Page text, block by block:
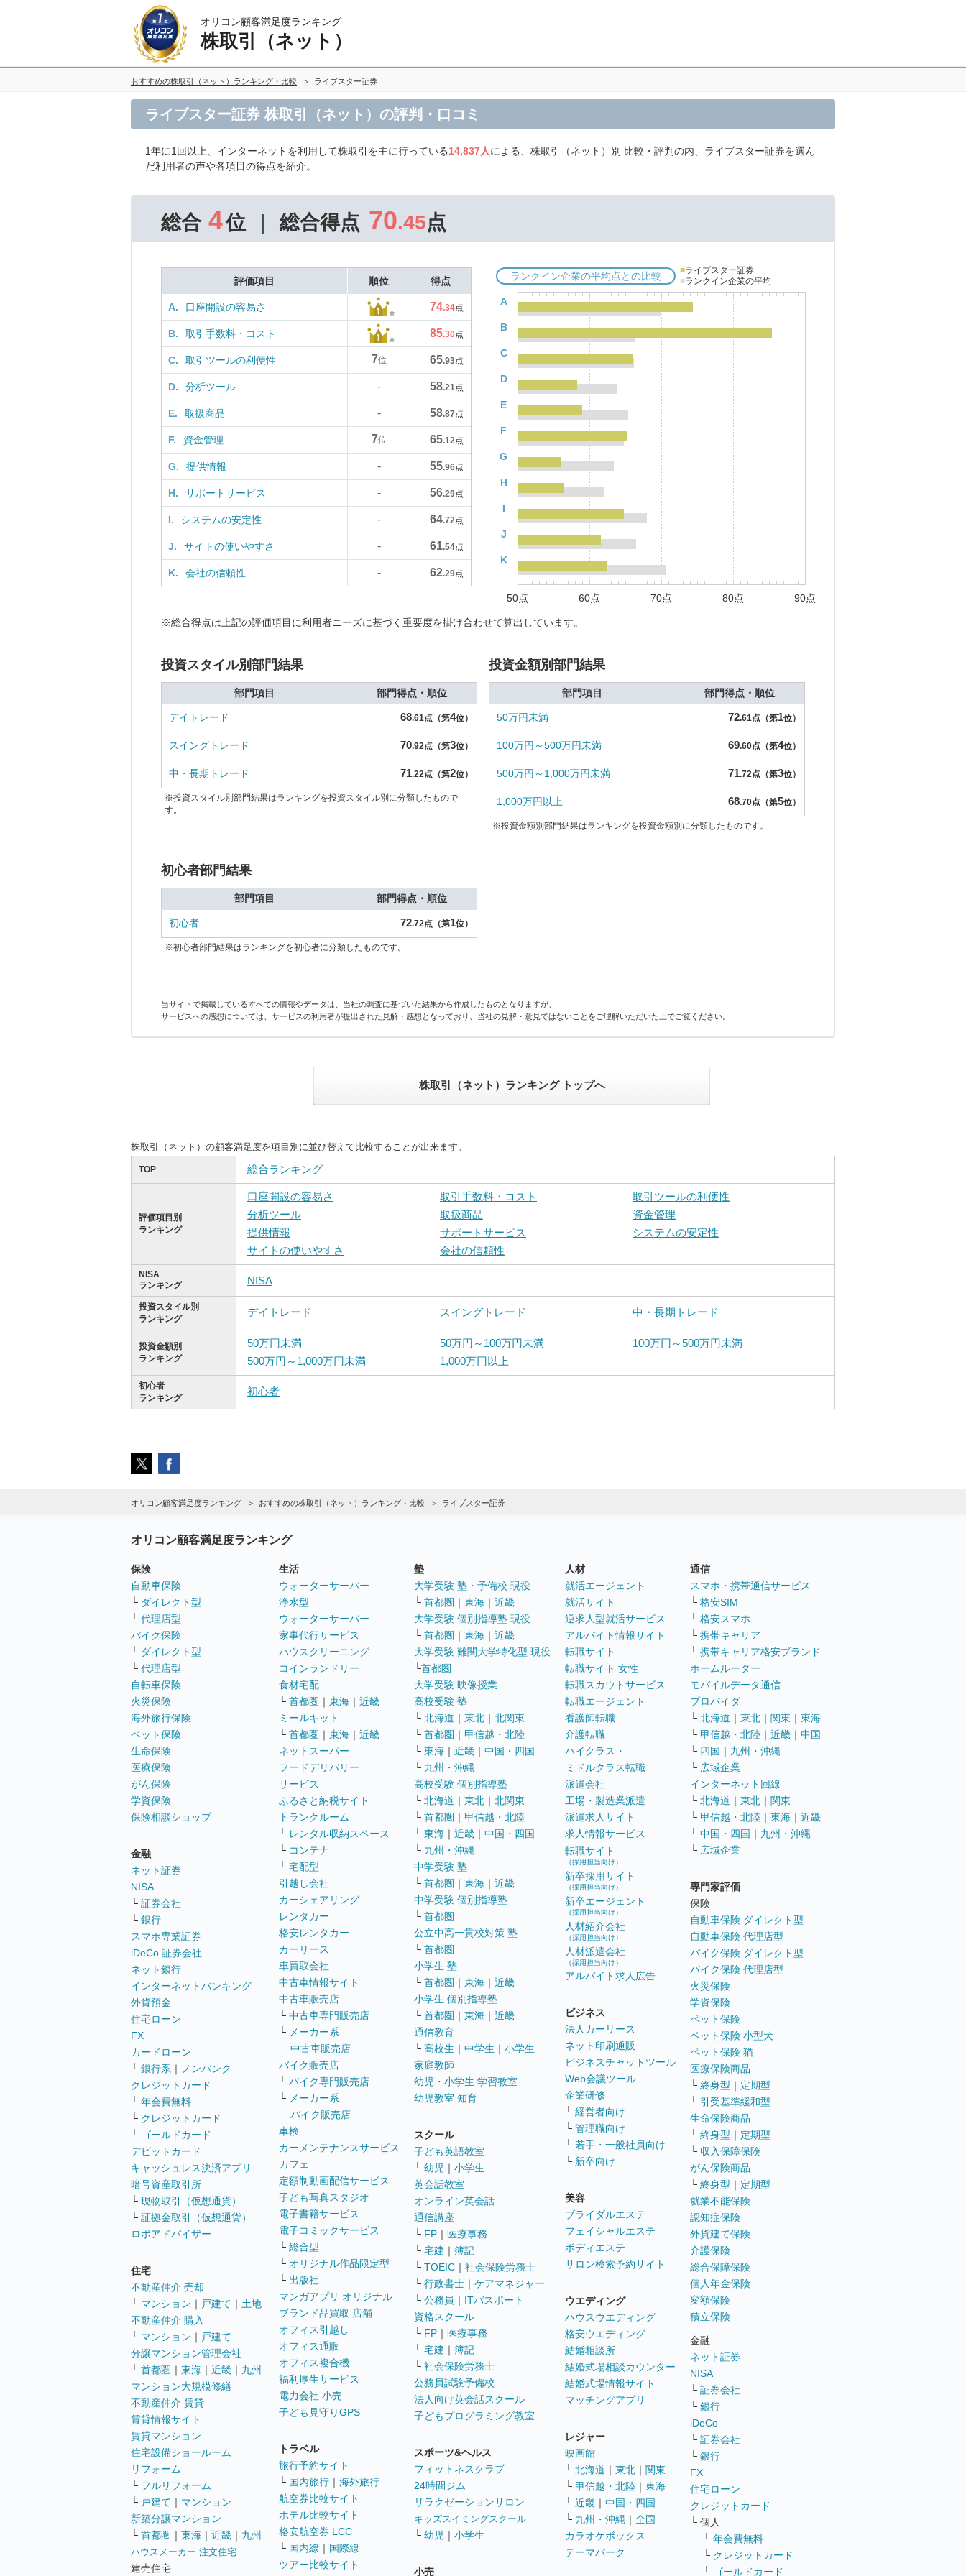
オリコン顧客満足度ランキング
株取引（ネット）
おすすめの株取引（ネット）ランキング・比較 ライブスター証券
ライブスター証券 株取引（ネット）の評判・口コミ
1年に1回以上、インターネットを利用して株取引を主に行っている14,837人による、株取引（ネット）別 比較・評判の内、ライブスター証券を選ん
だ利用者の声や各項目の得点を紹介。
総合 4位 総合得点 70.45点
評価項目 順位 得点
A. 口座開設の容易さ 74.34点
B. 取引手数料・コスト 85.30点
C. 取引ツールの利便性 7位 65.93点
D. 分析ツール - 58.21点
E. 取扱商品 - 58.87点
F. 資金管理 7位 65.12点
G. 提供情報 - 55.96点
H. サポートサービス - 56.29点
I. システムの安定性 - 64.72点
J. サイトの使いやすさ - 61.54点
K. 会社の信頼性 - 62.29点
ランクイン企業の平均点との比較 ■ライブスター証券
■ランクイン企業の平均
A
B
C
D
E
F
G
H
I
J
K
50点 60点 70点 80点 90点
※総合得点は上記の評価項目に利用者ニーズに基づく重要度を掛け合わせて算出しています。
投資スタイル別部門結果
部門項目 部門得点・順位
デイトレード 68.61点（第4位）
スイングトレード 70.92点（第3位）
中・長期トレード 71.22点（第2位）
※投資スタイル別部門結果はランキングを投資スタイル別に分類したもので
す。
投資金額別部門結果
部門項目 部門得点・順位
50万円未満 72.61点（第1位）
100万円～500万円未満 69.60点（第4位）
500万円～1,000万円未満 71.72点（第3位）
1,000万円以上 68.70点（第5位）
※投資金額別部門結果はランキングを投資金額別に分類したものです。
初心者部門結果
部門項目 部門得点・順位
初心者 72.72点（第1位）
※初心者部門結果はランキングを初心者に分類したものです。
当サイトで掲載しているすべての情報やデータは、当社の調査に基づいた結果から作成したものとなりますが、
サービスへの感想については、サービスの利用者が提出された見解・感想となっており、当社の見解・意見ではないことをご理解いただいた上でご覧ください。
株取引（ネット）ランキング トップへ
株取引（ネット）の顧客満足度を項目別に並び替えて比較することが出来ます。
TOP 総合ランキング
評価項目別
ランキング
口座開設の容易さ 取引手数料・コスト
取引ツールの利便性
分析ツール
取扱商品
資金管理
提供情報
サポートサービス
システムの安定性
サイトの使いやすさ
会社の信頼性
NISA
ランキング
NISA
投資スタイル別
ランキング
デイトレード スイングトレード 中・長期トレード
投資金額別
ランキング
50万円未満 50万円～100万円未満
100万円～500万円未満
500万円～1,000万円未満
1,000万円以上
初心者
ランキング
初心者
オリコン顧客満足度ランキング おすすめの株取引（ネット）ランキング・比較 ライブスター証券
オリコン顧客満足度ランキング
保険
自動車保険
└ ダイレクト型
└ 代理店型
バイク保険
└ ダイレクト型
└ 代理店型
自転車保険
火災保険
海外旅行保険
ペット保険
生命保険
医療保険
がん保険
学資保険
保険相談ショップ
金融
ネット証券
NISA
└ 証券会社
└ 銀行
スマホ専業証券
iDeCo 証券会社
ネット銀行
インターネットバンキング
外貨預金
住宅ローン
FX
カードローン
└ 銀行系 ｜
ノンバンク
クレジットカード
└ 年会費無料
└ クレジットカード
└ ゴールドカード
デビットカード
キャッシュレス決済アプリ
暗号資産取引所
└ 現物取引（仮想通貨）
└ 証拠金取引（仮想通貨）
ロボアドバイザー
住宅
不動産仲介 売却
└ マンション ｜ 戸建て ｜ 土地
不動産仲介 購入
└ マンション ｜ 戸建て
分譲マンション管理会社
└ 首都圏 ｜ 東海 ｜ 近畿 ｜ 九州
マンション大規模修繕
不動産仲介 賃貸
賃貸情報サイト
賃貸マンション
住宅設備ショールーム
リフォーム
└ フルリフォーム
└ 戸建て ｜ マンション
新築分譲マンション
└ 首都圏 ｜ 東海 ｜ 近畿 ｜ 九州
ハウスメーカー 注文住宅
建売住宅
生活
ウォーターサーバー
浄水型
ウォーターサーバー
家事代行サービス
ハウスクリーニング
コインランドリー
食材宅配
└ 首都圏 ｜ 東海 ｜ 近畿
ミールキット
└ 首都圏 ｜ 東海 ｜ 近畿
ネットスーパー
フードデリバリー
サービス
ふるさと納税サイト
トランクルーム
└ レンタル収納スペース
└ コンテナ
└ 宅配型
引越し会社
カーシェアリング
レンタカー
格安レンタカー
カーリース
車買取会社
中古車情報サイト
中古車販売店
└ 中古車専門販売店
└ メーカー系
中古車販売店
バイク販売店
└ バイク専門販売店
└ メーカー系
バイク販売店
車検
カーメンテナンスサービス
カフェ
定額制動画配信サービス
子ども写真スタジオ
電子書籍サービス
電子コミックサービス
└ 総合型
└ オリジナル作品限定型
└ 出版社
マンガアプリ オリジナル
ブランド品買取 店舗
オフィス引越し
オフィス通販
オフィス複合機
福利厚生サービス
電力会社 小売
子ども見守りGPS
トラベル
旅行予約サイト
└ 国内旅行 ｜ 海外旅行
航空券比較サイト
ホテル比較サイト
格安航空券 LCC
└ 国内線 ｜ 国際線
ツアー比較サイト
塾
大学受験 塾・予備校 現役
└ 首都圏 ｜ 東海 ｜ 近畿
大学受験 個別指導塾 現役
└ 首都圏 ｜ 東海 ｜ 近畿
大学受験 難関大学特化型 現役
└首都圏
大学受験 映像授業
高校受験 塾
└ 北海道 ｜ 東北 ｜ 北関東
└ 首都圏 ｜ 甲信越・北陸
└ 東海 ｜ 近畿 ｜ 中国・四国
└ 九州・沖縄
高校受験 個別指導塾
└ 北海道 ｜ 東北 ｜ 北関東
└ 首都圏 ｜ 甲信越・北陸
└ 東海 ｜ 近畿 ｜ 中国・四国
└ 九州・沖縄
中学受験 塾
└ 首都圏 ｜ 東海 ｜ 近畿
中学受験 個別指導塾
└ 首都圏
公立中高一貫校対策 塾
└ 首都圏
小学生 塾
└ 首都圏 ｜ 東海 ｜ 近畿
小学生 個別指導塾
└ 首都圏 ｜ 東海 ｜ 近畿
通信教育
└ 高校生 ｜ 中学生 ｜ 小学生
家庭教師
幼児・小学生 学習教室
幼児教室 知育
スクール
子ども英語教室
└ 幼児 ｜ 小学生
英会話教室
オンライン英会話
通信講座
└ FP ｜ 医療事務
└ 宅建 ｜ 簿記
└ TOEIC ｜ 社会保険労務士
└ 行政書士 ｜ ケアマネジャー
└ 公務員 ｜ ITパスポート
資格スクール
└ FP ｜ 医療事務
└ 宅建 ｜ 簿記
└ 社会保険労務士
公務員試験予備校
法人向け英会話スクール
子どもプログラミング教室
スポーツ&ヘルス
フィットネスクラブ
24時間ジム
リラクゼーションサロン
キッズスイミングスクール
└ 幼児 ｜ 小学生
小売
人材
就活エージェント
就活サイト
逆求人型就活サービス
アルバイト情報サイト
転職サイト
転職サイト 女性
転職スカウトサービス
転職エージェント
看護師転職
介護転職
ハイクラス・
ミドルクラス転職
派遣会社
工場・製造業派遣
派遣求人サイト
求人情報サービス
転職サイト
（採用担当向け）
新卒採用サイト
（採用担当向け）
新卒エージェント
（採用担当向け）
人材紹介会社
（採用担当向け）
人材派遣会社
（採用担当向け）
アルバイト求人広告
ビジネス
法人カーリース
ネット印刷通販
ビジネスチャットツール
Web会議ツール
企業研修
└ 経営者向け
└ 管理職向け
└ 若手・一般社員向け
└ 新卒向け
美容
ブライダルエステ
フェイシャルエステ
ボディエステ
サロン検索予約サイト
ウエディング
ハウスウエディング
格安ウエディング
結婚相談所
結婚式場相談カウンター
結婚式場情報サイト
マッチングアプリ
レジャー
映画館
└ 北海道 ｜ 東北 ｜ 関東
└ 甲信越・北陸 ｜ 東海
└ 近畿 ｜ 中国・四国
└ 九州・沖縄 ｜ 全国
カラオケボックス
テーマパーク
通信
スマホ・携帯通信サービス
└ 格安SIM
└ 格安スマホ
└ 携帯キャリア
└ 携帯キャリア格安ブランド
ホームルーター
モバイルデータ通信
プロバイダ
└ 北海道 ｜ 東北 ｜ 関東 ｜ 東海
└ 甲信越・北陸 ｜ 近畿 ｜ 中国
└ 四国 ｜ 九州・沖縄
└ 広域企業
インターネット回線
└ 北海道 ｜ 東北 ｜ 関東
└ 甲信越・北陸 ｜ 東海 ｜ 近畿
└ 中国・四国 ｜ 九州・沖縄
└ 広域企業
専門家評価
保険
自動車保険 ダイレクト型
自動車保険 代理店型
バイク保険 ダイレクト型
バイク保険 代理店型
火災保険
学資保険
ペット保険
ペット保険 小型犬
ペット保険 猫
医療保険商品
└ 終身型 ｜ 定期型
└ 引受基準緩和型
生命保険商品
└ 終身型 ｜ 定期型
└ 収入保障保険
がん保険商品
└ 終身型 ｜ 定期型
就業不能保険
認知症保険
外貨建て保険
介護保険
総合保障保険
個人年金保険
変額保険
積立保険
金融
ネット証券
NISA
└ 証券会社
└ 銀行
iDeCo
└ 証券会社
└ 銀行
FX
住宅ローン
クレジットカード
└ 個人
└ 年会費無料
└ クレジットカード
└ ゴールドカード